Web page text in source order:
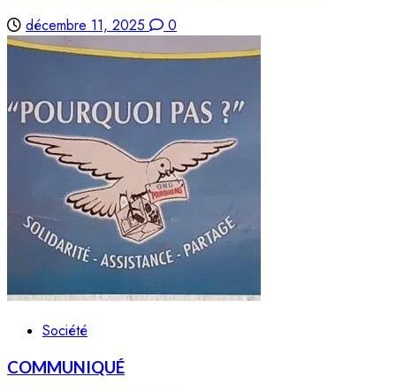
décembre 11, 2025 0
Société
COMMUNIQUÉ